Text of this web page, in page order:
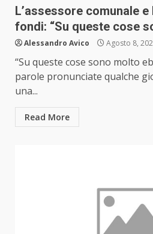
L’assessore comunale
fondi: “Su queste cose
Alessandro Avico Agosto 8,
“Su queste cose sono molto
parole pronunciate qualche
una...
Read More